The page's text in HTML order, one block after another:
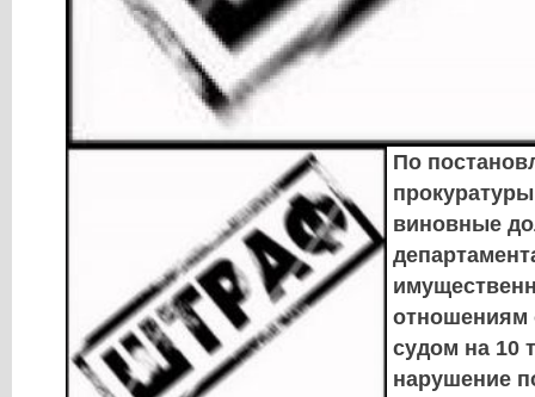
По
виновные
судом на 10
нарушение